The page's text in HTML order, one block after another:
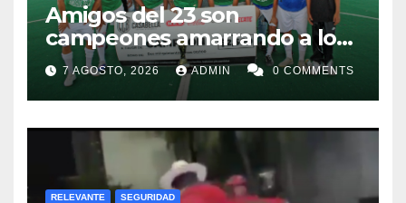
Amigos del 23 son
campeones amarrando a los
“Perros Bravos”
7 AGOSTO, 2026 ADMIN 0 COMMENTS
RELEVANTE SEGURIDAD